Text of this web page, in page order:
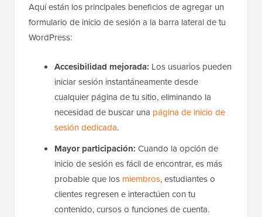
Aquí están los principales beneficios de agregar un
formulario de inicio de sesión a la barra lateral de tu
WordPress:
Accesibilidad mejorada: Los usuarios pueden
iniciar sesión instantáneamente desde
cualquier página de tu sitio, eliminando la
necesidad de buscar una página de inicio de
sesión dedicada.
Mayor participación: Cuando la opción de
inicio de sesión es fácil de encontrar, es más
probable que los miembros, estudiantes o
clientes regresen e interactúen con tu
contenido, cursos o funciones de cuenta.